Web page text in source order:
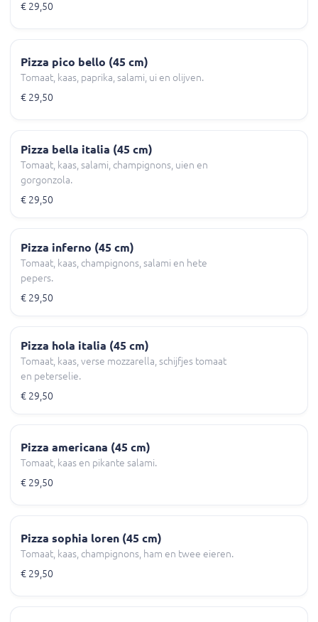
€ 29,50
Pizza pico bello (45 cm)
Tomaat, kaas, paprika, salami, ui en olijven.
€ 29,50
Pizza bella italia (45 cm)
Tomaat, kaas, salami, champignons, uien en
gorgonzola.
€ 29,50
Pizza inferno (45 cm)
Tomaat, kaas, champignons, salami en hete
pepers.
€ 29,50
Pizza hola italia (45 cm)
Tomaat, kaas, verse mozzarella, schijfjes tomaat
en peterselie.
€ 29,50
Pizza americana (45 cm)
Tomaat, kaas en pikante salami.
€ 29,50
Pizza sophia loren (45 cm)
Tomaat, kaas, champignons, ham en twee eieren.
€ 29,50